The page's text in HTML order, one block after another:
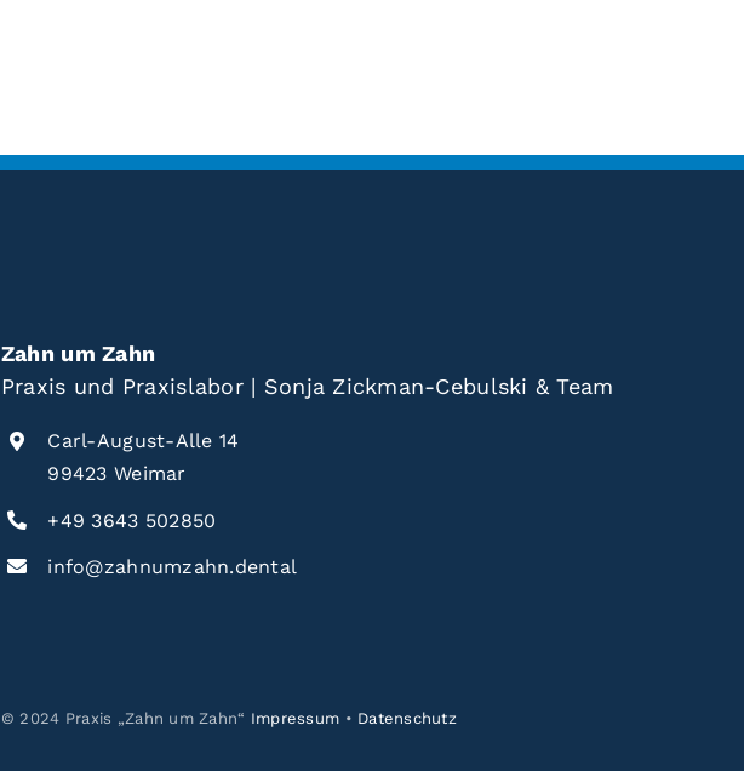
Zahn um Zahn
Praxis und Praxislabor | Sonja Zickman-Cebulski & Team
Carl-August-Alle 14
99423 Weimar
+49 3643 502850
info@zahnumzahn.dental
© 2024 Praxis „Zahn um Zahn“ Impressum • Datenschutz